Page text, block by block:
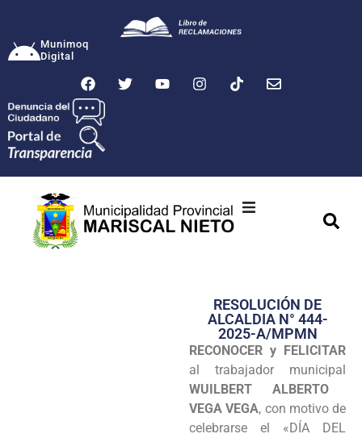
Munimoq
Digital
Transparencia
Seguridad
Programas
Intranet
RESOLUCIÓN DE
ALCALDIA N° 444-
2025-A/MPMN
RECONOCER y FELICITAR
al trabajador municipal
WUILBERT ALBERTO
VEGA VEGA, con motivo de
celebrarse el «DÍA DEL